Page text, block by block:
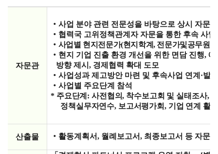
자문관
‧ 사업 분야 관련 전문성을 바탕으로 상시 자문
‧ 협력국 고위정책관계자 자문을 통한 후속 사
‧ 사업별 현지전문가(현지학계, 전문가및공무원
‧ 현지 기업 진출 환경 개선을 위한 면담 진행, 애
방향 제시, 경제협력 확대 도모
‧ 사업성과 제고방안 마련 및 후속사업 연계 ·발
‧ 사업별 주요단계 참석
* 주요단계: 사전협의, 착수보고회 및 실태조사,
정책실무자연수, 보고서평가회, 기업 연계 활
산출물 ‧ 활동계획서, 월례보고서, 최종보고서 등 자문